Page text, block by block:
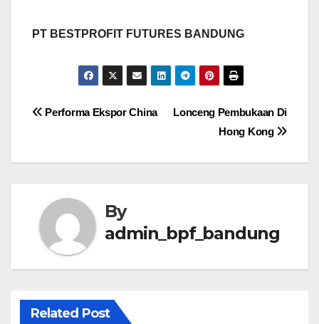
PT BESTPROFIT FUTURES BANDUNG
Post
Lonceng Pembukaan Di
Hong Kong
Performa Ekspor China
By
admin_bpf_bandung
Related Post